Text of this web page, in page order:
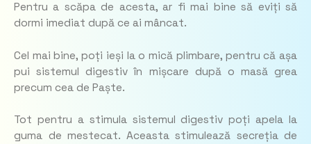
Pentru a scăpa de acesta, ar fi mai bine să eviți să
dormi imediat după ce ai mâncat.
Cel mai bine, poți ieși la o mică plimbare, pentru că așa
pui sistemul digestiv în mișcare după o masă grea
precum cea de Paște.
Tot pentru a stimula sistemul digestiv poți apela la
guma de mestecat. Aceasta stimulează secreția de